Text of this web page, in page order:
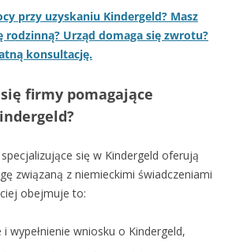
przy uzyskaniu Kindergeld? Masz
rodzinną? Urząd domaga się zwrotu?
konsultację.
firmy pomagające
się w Kindergeld oferują
związaną z niemieckimi świadczeniami
obejmuje to:
wypełnienie wniosku o Kindergeld,